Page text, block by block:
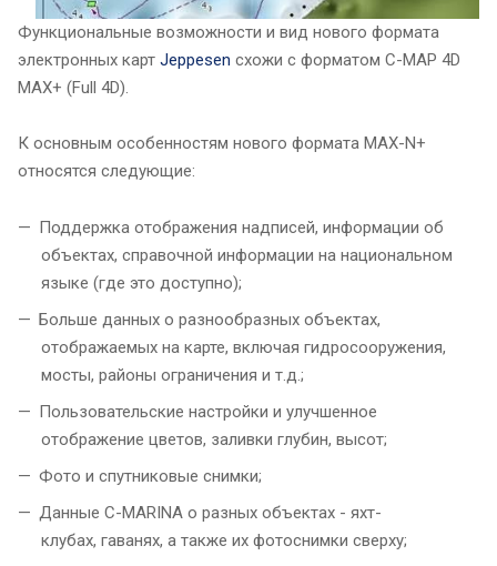
Функциональные возможности и вид нового формата
электронных карт Jeppesen схожи с форматом C-MAP 4D
MAX+ (Full 4D).
К основным особенностям нового формата MAX-N+
относятся следующие:
Поддержка отображения надписей, информации об
объектах, справочной информации на национальном
языке (где это доступно);
Больше данных о разнообразных объектах,
отображаемых на карте, включая гидросооружения,
мосты, районы ограничения и т.д.;
Пользовательские настройки и улучшенное
отображение цветов, заливки глубин, высот;
Фото и спутниковые снимки;
Данные C-MARINA о разных объектах - яхт-
клубах, гаванях, а также их фотоснимки сверху;